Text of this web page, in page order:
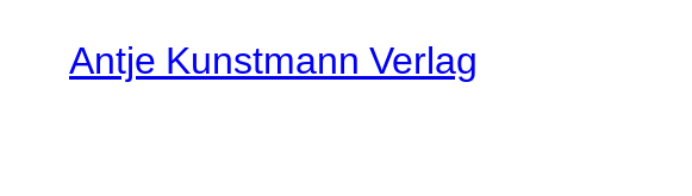
Antje Kunstmann Verlag